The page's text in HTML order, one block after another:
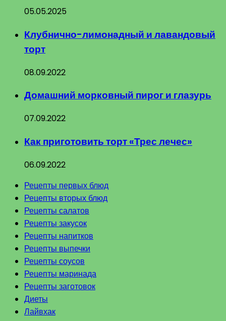
05.05.2025
Клубнично-лимонадный и лавандовый
торт
08.09.2022
Домашний морковный пирог и глазурь
07.09.2022
Как приготовить торт «Трес лечес»
06.09.2022
Рецепты первых блюд
Рецепты вторых блюд
Рецепты салатов
Рецепты закусок
Рецепты напитков
Рецепты выпечки
Рецепты соусов
Рецепты маринада
Рецепты заготовок
Диеты
Лайвхак